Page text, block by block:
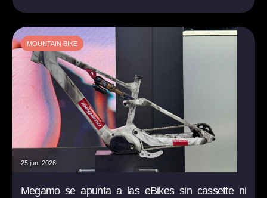
MOUNTAIN BIKE
25 jun. 2026
Megamo se apunta a las eBikes sin cassette ni